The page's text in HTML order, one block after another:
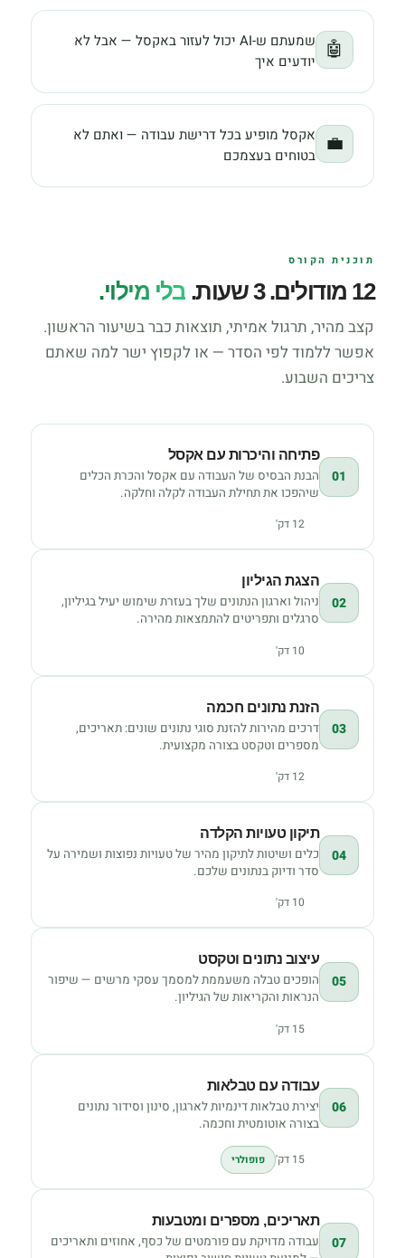
🤖
שמעתם ש-AI יכול לעזור באקסל — אבל לא
יודעים איך
💼
אקסל מופיע בכל דרישת עבודה — ואתם לא
בטוחים בעצמכם
תוכנית הקורס
12 מודולים. 3 שעות. בלי מילוי.
קצב מהיר, תרגול אמיתי, תוצאות כבר בשיעור הראשון.
אפשר ללמוד לפי הסדר — או לקפוץ ישר למה שאתם
צריכים השבוע.
01
פתיחה והיכרות עם אקסל
הבנת הבסיס של העבודה עם אקסל והכרת הכלים
שיהפכו את תחילת העבודה לקלה וחלקה.
12 דק'
02
הצגת הגיליון
ניהול וארגון הנתונים שלך בעזרת שימוש יעיל בגיליון,
סרגלים ותפריטים להתמצאות מהירה.
10 דק'
03
הזנת נתונים חכמה
דרכים מהירות להזנת סוגי נתונים שונים: תאריכים,
מספרים וטקסט בצורה מקצועית.
12 דק'
04
תיקון טעויות הקלדה
כלים ושיטות לתיקון מהיר של טעויות נפוצות ושמירה על
סדר ודיוק בנתונים שלכם.
10 דק'
05
עיצוב נתונים וטקסט
הופכים טבלה משעממת למסמך עסקי מרשים — שיפור
הנראות והקריאות של הגיליון.
15 דק'
06
עבודה עם טבלאות
יצירת טבלאות דינמיות לארגון, סינון וסידור נתונים
בצורה אוטומטית וחכמה.
15 דק' פופולרי
07
תאריכים, מספרים ומטבעות
עבודה מדויקת עם פורמטים של כסף, אחוזים ותאריכים